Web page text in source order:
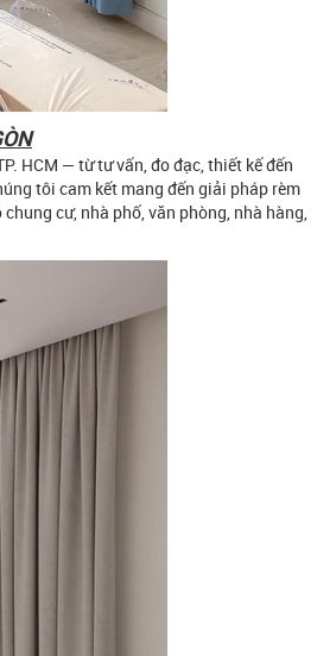
HCM — từ tư vấn, đo đạc, thiết kế đến
tôi cam kết mang đến giải pháp rèm
cư, nhà phố, văn phòng, nhà hàng,